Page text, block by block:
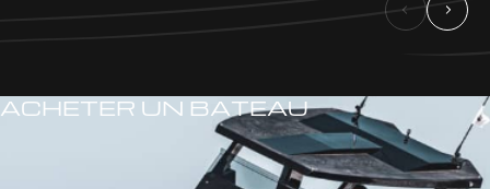
ACHETER UN BATEAU